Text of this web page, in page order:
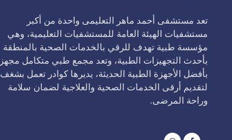
تعد مستشفى أحمد ماهر التعليمى واحدة من أكبر
مستشفيات الهيئة العامة للمستشفيات التعليمية، وهي
مؤسسة طبية تهدف للرقي بالخدمات الصحية بالمنطقة
بأحدث التجهيزات الطبية، وتعد مجمع طبي متكامل مجهز
بأفضل الأجهزة الطبية الحديثة، يديرها كوادر تعمل بشغف
لتقديم أرقى الخدمات الصحية والعلاجية لضمان سلامة
وراحة المرضى.